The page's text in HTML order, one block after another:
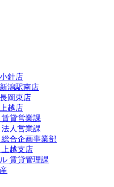
針店
潟駅南店
岡東店
越店
貸営業課
人営業課
合企画事業部
越支店
賃貸管理課